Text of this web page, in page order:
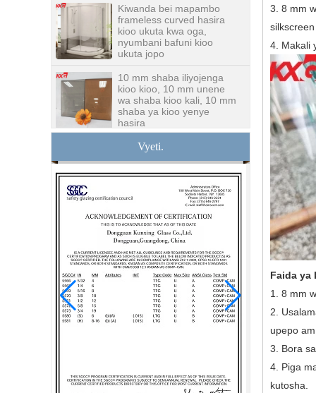
kioo ukuta kwa oga,
nyumbani bafuni kioo
ukuta jopo
10 mm shaba iliyojenga
wa shaba kioo kali, 10 mm
shaba ya kioo yenye
hasira
Kiwanda cha usalama cha
10mm cha mlango wa
glasi uliokasirika wa
China, usalama wa glasi
10 za mlango wa nje wa
glasi ngumu
Kujenga kioo
mtengenezaji pazia ukuta
kioo bei ya jumla hasira
laminated mbili mara mbili
glazing maboksi kioo
Usalama wa glasi wazi za
glasi wazi za glasi - glasi
nzuri iliyowekwa na glasi
nzuri na kiwanda cha
ujenzi wa glasi kitaalam
fabricators juu ya China
Vyeti.
3. 8 mm
4. Makali
Faida ya
1. 8 mm
2.
upepo
3. Bora
4. Piga
kutosha.